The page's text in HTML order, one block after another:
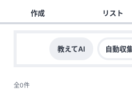
作成 リスト
教えてAI 自動収
全0件